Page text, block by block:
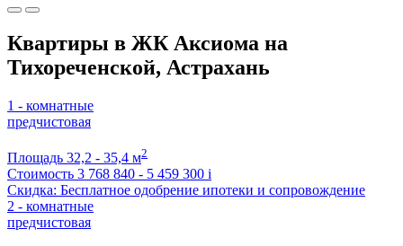
Квартиры в ЖК Аксиома на
Тихореченской, Астрахань
1 - комнатные
предчистовая
Площадь 32,2 - 35,4 м2
Стоимость 3 768 840 - 5 459 300 i
Скидка: Бесплатное одобрение ипотеки и сопровождение
2 - комнатные
предчистовая